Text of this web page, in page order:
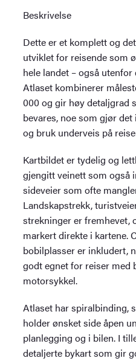
Beskrivelse
Dette er et komplett og
utviklet for reisende som
hele landet – også
Atlaset kombinerer
000 og gir høy detaljgrad
bevares, noe som gjør
og bruk underveis på
Kartbildet er tydelig og
gjengitt veinett som også
sideveier som ofte
Landskapstrekk,
strekninger er fremhevet,
markert direkte i kartene.
bobilplasser er inkludert,
godt egnet for reiser med
motorsykkel.
Atlaset har spiralbinding,
holder ønsket side åpen
planlegging og i bilen. I
detaljerte bykart som gir